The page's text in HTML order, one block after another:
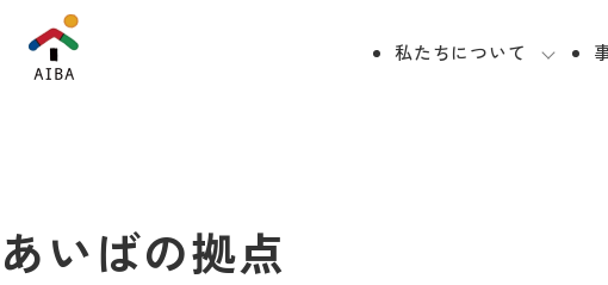
私たちについて
あいばの拠点